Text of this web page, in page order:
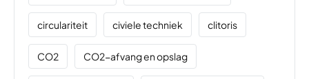
circulariteit civiele techniek clitoris
CO2 CO2-afvang en opslag